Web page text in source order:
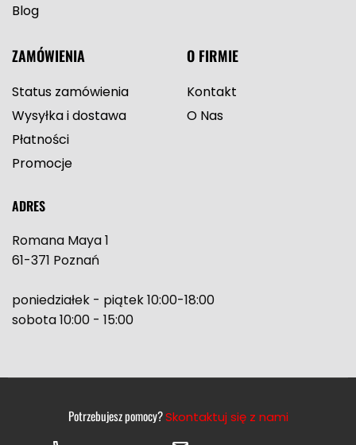
Blog
ZAMÓWIENIA
Status zamówienia
Wysyłka i dostawa
Płatności
Promocje
O FIRMIE
Kontakt
O Nas
ADRES
Romana Maya 1
61-371 Poznań
poniedziałek - piątek 10:00-18:00
sobota 10:00 - 15:00
Potrzebujesz pomocy?Skontaktuj się z nami